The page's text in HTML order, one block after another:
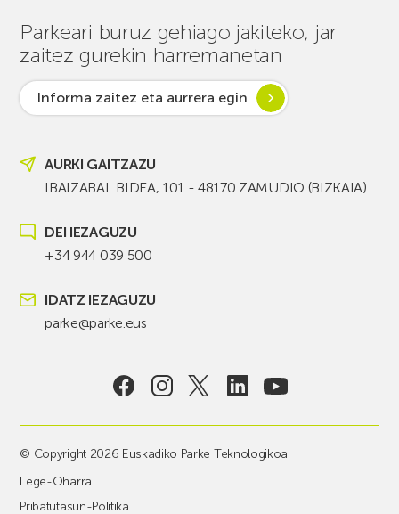
Parkeari buruz gehiago jakiteko, jar
zaitez gurekin harremanetan
Informa zaitez eta aurrera egin
AURKI GAITZAZU
IBAIZABAL BIDEA, 101 - 48170 ZAMUDIO (BIZKAIA)
DEI IEZAGUZU
+34 944 039 500
IDATZ IEZAGUZU
parke@parke.eus
© Copyright 2026 Euskadiko Parke Teknologikoa
Lege-Oharra
Pribatutasun-Politika